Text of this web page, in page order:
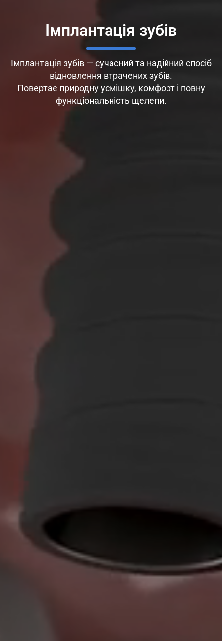
Імплантація зубів
Імплантація зубів — сучасний та надійний спосіб
відновлення втрачених зубів.
Повертає природну усмішку, комфорт і повну
функціональність щелепи.